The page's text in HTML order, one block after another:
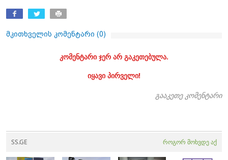
მკითხველის კომენტარი (0)
კომენტარი ჯერ არ გაკეთებულა.
იყავი პირველი!
გააკეთე კომენტარი
SS.GE როგორ მოხვდე აქ